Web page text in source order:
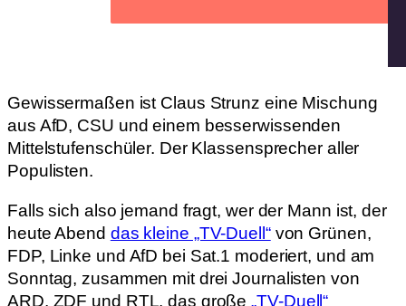
Gewissermaßen ist Claus Strunz eine Mischung
aus AfD, CSU und einem besserwissenden
Mittelstufenschüler. Der Klassensprecher aller
Populisten.
Falls sich also jemand fragt, wer der Mann ist, der
heute Abend das kleine „TV-Duell“von Grünen,
FDP, Linke und AfD bei Sat.1 moderiert, und am
Sonntag, zusammen mit drei Journalisten von
ARD, ZDF und RTL, das große„TV-Duell“